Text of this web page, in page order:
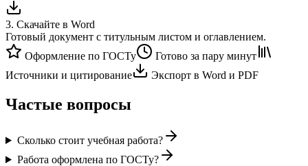
3. Скачайте в Word
Готовый документ с титульным листом и оглавлением.
Оформление по ГОСТу
Готово за пару минут
Источники и цитирование
Экспорт в Word и PDF
Частые вопросы
Сколько стоит учебная работа?
Работа оформлена по ГОСТу?